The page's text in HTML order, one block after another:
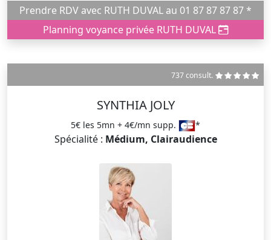
Prendre RDV avec RUTH DUVAL au 01 87 87 87 87 *
Planning voyance privée RUTH DUVAL
737 consult.
SYNTHIA JOLY
5€ les 5mn + 4€/mn supp. *
Spécialité : Médium, Clairaudience